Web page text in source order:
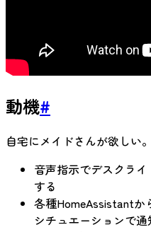
動機#
自宅にメイドさんが欲しい
音声指示でデスクラ
する
各種HomeAssistantか
シチュエーションで通